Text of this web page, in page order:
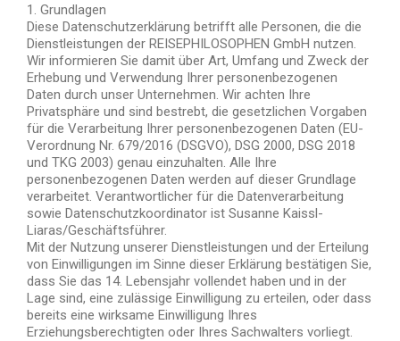
1. Grundlagen
Diese Datenschutzerklärung betrifft alle Personen, die die
Dienstleistungen der REISEPHILOSOPHEN GmbH nutzen.
Wir informieren Sie damit über Art, Umfang und Zweck der
Erhebung und Verwendung Ihrer personenbezogenen
Daten durch unser Unternehmen. Wir achten Ihre
Privatsphäre und sind bestrebt, die gesetzlichen Vorgaben
für die Verarbeitung Ihrer personenbezogenen Daten (EU-
Verordnung Nr. 679/2016 (DSGVO), DSG 2000, DSG 2018
und TKG 2003) genau einzuhalten. Alle Ihre
personenbezogenen Daten werden auf dieser Grundlage
verarbeitet. Verantwortlicher für die Datenverarbeitung
sowie Datenschutzkoordinator ist Susanne Kaissl-
Liaras/Geschäftsführer.
Mit der Nutzung unserer Dienstleistungen und der Erteilung
von Einwilligungen im Sinne dieser Erklärung bestätigen Sie,
dass Sie das 14. Lebensjahr vollendet haben und in der
Lage sind, eine zulässige Einwilligung zu erteilen, oder dass
bereits eine wirksame Einwilligung Ihres
Erziehungsberechtigten oder Ihres Sachwalters vorliegt.